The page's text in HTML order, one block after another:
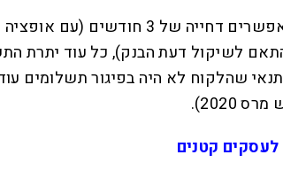
שהלקוח לא היה בפיגור תשלומים
2020).
קטנים